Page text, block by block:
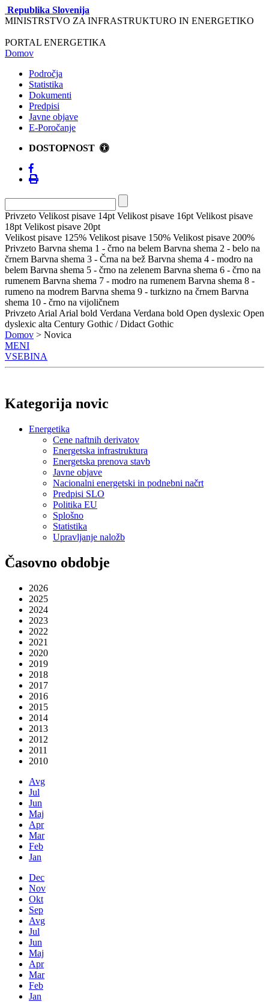
Republika Slovenija
MINISTRSTVO ZA INFRASTRUKTURO IN ENERGETIKO
PORTAL ENERGETIKA
Domov
Področja
Statistika
Dokumenti
Predpisi
Javne objave
E-Poročanje
DOSTOPNOST
Privzeto Velikost pisave 14pt Velikost pisave 16pt Velikost pisave
18pt Velikost pisave 20pt
Velikost pisave 125% Velikost pisave 150% Velikost pisave 200%
Privzeto Barvna shema 1 - črno na belem Barvna shema 2 - belo na
črnem Barvna shema 3 - Črna na bež Barvna shema 4 - modro na
belem Barvna shema 5 - črno na zelenem Barvna shema 6 - črno na
rumenem Barvna shema 7 - modro na rumenem Barvna shema 8 -
rumeno na modrem Barvna shema 9 - turkizno na črnem Barvna
shema 10 - črno na vijoličnem
Privzeto Arial Arial bold Verdana Verdana bold Open dyslexic Open
dyslexic alta Century Gothic / Didact Gothic
Domov > Novica
MENI
VSEBINA
Kategorija novic
Energetika
Cene naftnih derivatov
Energetska infrastruktura
Energetska prenova stavb
Javne objave
Nacionalni energetski in podnebni načrt
Predpisi SLO
Politika EU
Splošno
Statistika
Upravljanje naložb
Časovno obdobje
2026
2025
2024
2023
2022
2021
2020
2019
2018
2017
2016
2015
2014
2013
2012
2011
2010
Avg
Jul
Jun
Maj
Apr
Mar
Feb
Jan
Dec
Nov
Okt
Sep
Avg
Jul
Jun
Maj
Apr
Mar
Feb
Jan